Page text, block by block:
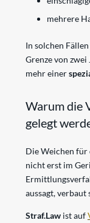
mehrere
In solchen
Grenze von
mehr einer
Warum die
gelegt
Die Weichen für
nicht erst im
aussagt,
Straf.Law ist auf